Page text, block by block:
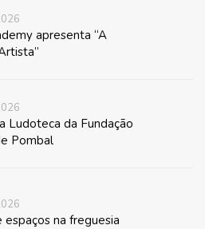
apresenta “A
Ludoteca da Fundação
Pombal
espaços na freguesia